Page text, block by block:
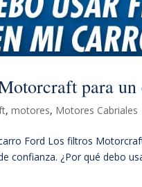
para
,motores, Motores Cabriales
Ford Los filtros
confianza. ¿Por qué debo